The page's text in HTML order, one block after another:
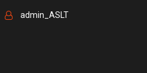
admin_ASLT